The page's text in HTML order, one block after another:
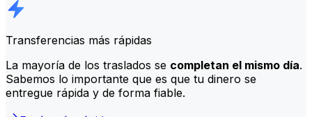
Transferencias más rápidas
La mayoría de los traslados se completan el mismo día.
Sabemos lo importante que es que tu dinero se
entregue rápida y de forma fiable.